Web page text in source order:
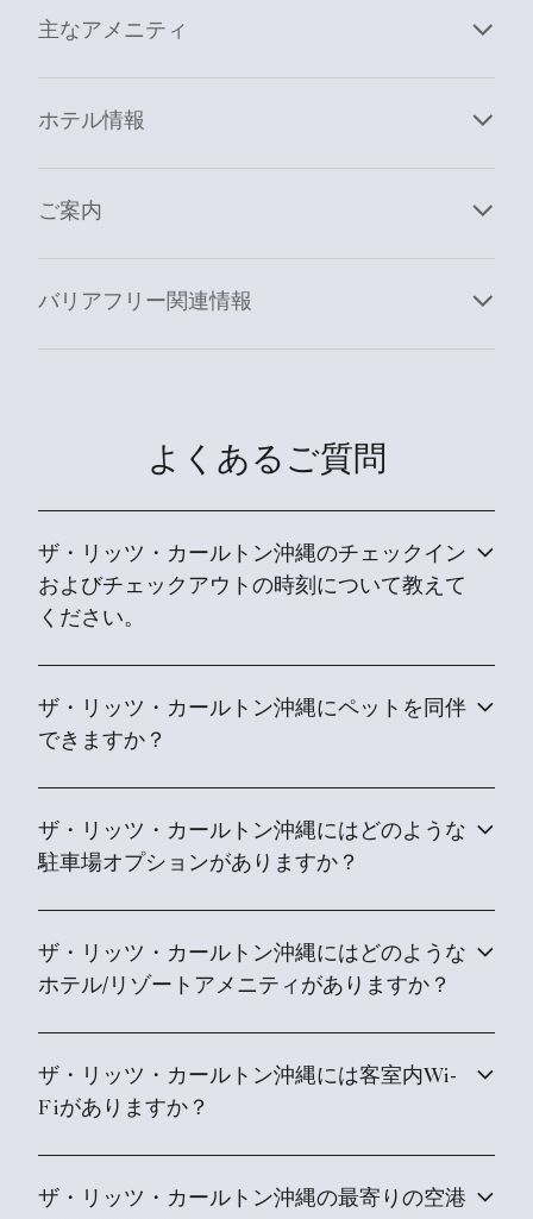
主なアメニティ
ホテル情報
ご案内
バリアフリー関連情報
よくあるご質問
ザ・リッツ・カールトン沖縄のチェックイン
およびチェックアウトの時刻について教えて
ください。
ザ・リッツ・カールトン沖縄にペットを同伴
できますか？
ザ・リッツ・カールトン沖縄にはどのような
駐車場オプションがありますか？
ザ・リッツ・カールトン沖縄にはどのような
ホテル/リゾートアメニティがありますか？
ザ・リッツ・カールトン沖縄には客室内Wi-
Fiがありますか？
ザ・リッツ・カールトン沖縄の最寄りの空港